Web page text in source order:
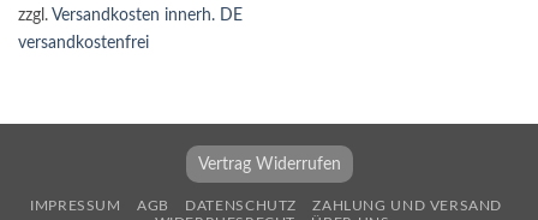
zzgl. Versandkosten innerh. DE
versandkostenfrei
Vertrag Widerrufen
IMPRESSUM AGB DATENSCHUTZ
ZAHLUNG UND VERSAND